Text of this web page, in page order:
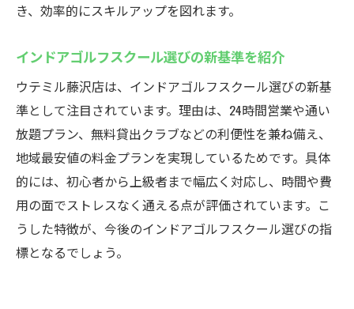
き、効率的にスキルアップを図れます。
インドアゴルフスクール選びの新基準を紹介
ウテミル藤沢店は、インドアゴルフスクール選びの新基
準として注目されています。理由は、24時間営業や通い
放題プラン、無料貸出クラブなどの利便性を兼ね備え、
地域最安値の料金プランを実現しているためです。具体
的には、初心者から上級者まで幅広く対応し、時間や費
用の面でストレスなく通える点が評価されています。こ
うした特徴が、今後のインドアゴルフスクール選びの指
標となるでしょう。